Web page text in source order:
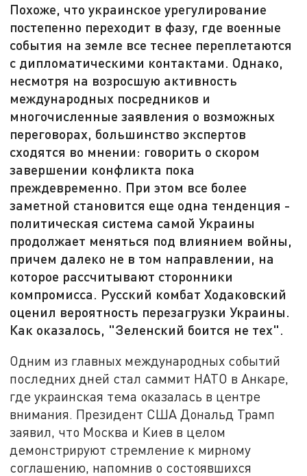
Похоже, что украинское урегулирование
постепенно переходит в фазу, где военные
события на земле все теснее переплетаются
с дипломатическими контактами. Однако,
несмотря на возросшую активность
международных посредников и
многочисленные заявления о возможных
переговорах, большинство экспертов
сходятся во мнении: говорить о скором
завершении конфликта пока
преждевременно. При этом все более
заметной становится еще одна тенденция -
политическая система самой Украины
продолжает меняться под влиянием войны,
причем далеко не в том направлении, на
которое рассчитывают сторонники
компромисса. Русский комбат Ходаковский
оценил вероятность перезагрузки Украины.
Как оказалось, "Зеленский боится не тех".
Одним из главных международных событий
последних дней стал саммит НАТО в Анкаре,
где украинская тема оказалась в центре
внимания. Президент США Дональд Трамп
заявил, что Москва и Киев в целом
демонстрируют стремление к мирному
соглашению, напомнив о состоявшихся